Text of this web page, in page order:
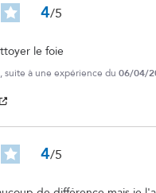
4/5
le foie
, suite à une expérience du 06/04/
4/5